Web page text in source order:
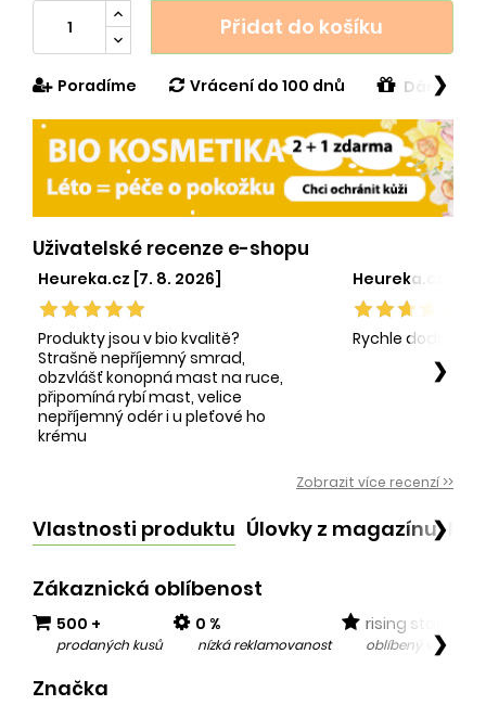
Přidat do košíku
Poradíme Vrácení do 100 dnů Dárek v
❯
Uživatelské recenze e-shopu
Heureka.cz [7. 8. 2026]
Produkty jsou v bio kvalitě?
Strašně nepříjemný smrad,
obzvlášť konopná mast na ruce,
připomíná rybí mast, velice
nepříjemný odér i u pleťové ho
krému
Heureka.cz [1.
Rychle dodání
❯
Zobrazit více recenzí >>
Vlastnosti produktu Úlovky z magazínu❯
Zákaznická oblíbenost
500 +
prodaných kusů
0 %
nízká reklamovanost
rising star
oblíbený v❯
Značka